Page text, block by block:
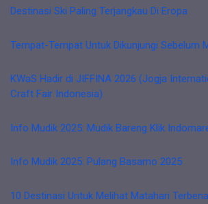
Destinasi Ski Paling Terjangkau Di Eropa
Tempat-Tempat Untuk Dikunjungi Sebelum
KWaS Hadir di JIFFINA 2026 (Jogja
Craft Fair Indonesia)
Info Mudik 2025: Mudik Bareng Klik
Info Mudik 2025: Pulang Basamo 2025
10 Destinasi Untuk Melihat Matahari